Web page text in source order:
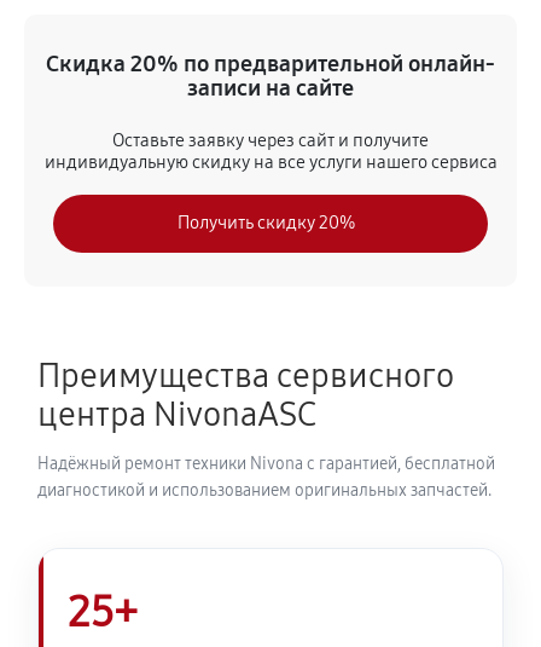
830 руб 45 минут
Чистка от кофейных масел
Замена модуля управления
NICR 842
960 руб 40 минут
Ремонт гидросистемы кофемашины Nivona
CafeRomatica NICR 842
Ремонт кофемолки кофемашины Nivona
CafeRomatica NICR 842
Скидка 20% по предварительной онлайн-
записи на сайте
Оставьте заявку через сайт и получите
индивидуальную скидку на все услуги нашего сервиса
Получить скидку 20%
Преимущества сервисного
центра NivonaASC
Надёжный ремонт техники Nivona с гарантией, бесплатной
диагностикой и использованием оригинальных запчастей.
25+